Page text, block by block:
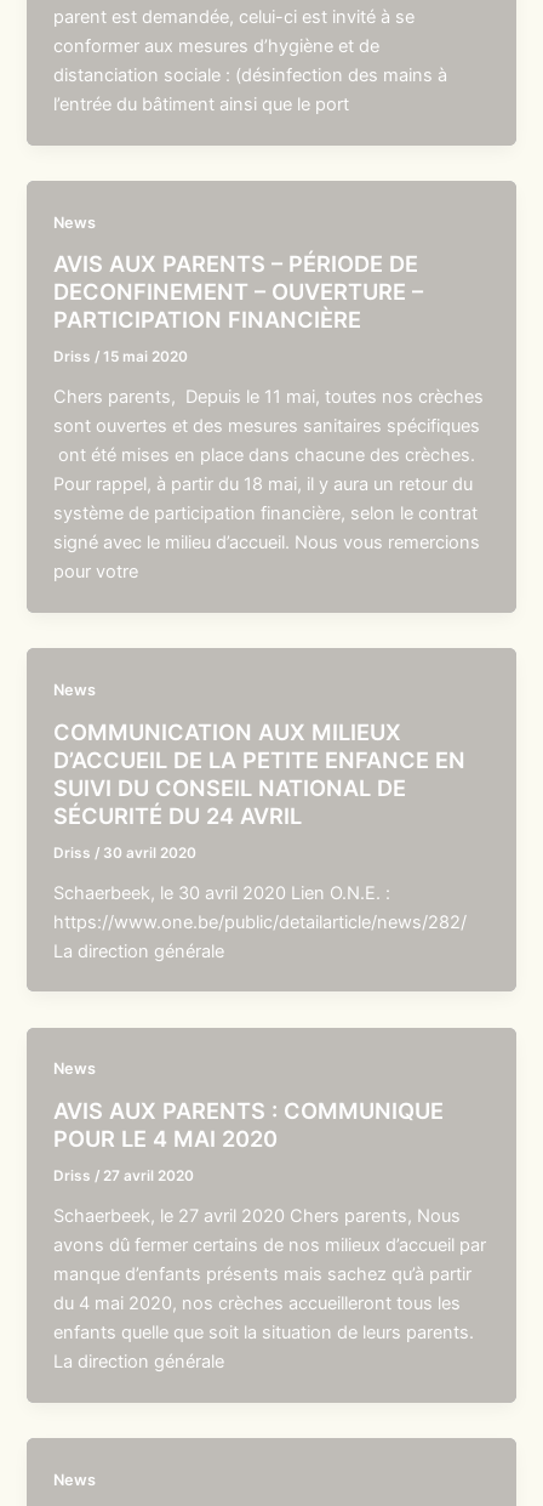
parent est demandée, celui-ci est invité à se
conformer aux mesures d’hygiène et de
distanciation sociale : (désinfection des mains à
l’entrée du bâtiment ainsi que le port
News
AVIS AUX PARENTS – PÉRIODE DE
DECONFINEMENT – OUVERTURE –
PARTICIPATION FINANCIÈRE
Driss /15 mai 2020
Chers parents, Depuis le 11 mai, toutes nos crèches
sont ouvertes et des mesures sanitaires spécifiques
ont été mises en place dans chacune des crèches.
Pour rappel, à partir du 18 mai, il y aura un retour du
système de participation financière, selon le contrat
signé avec le milieu d’accueil. Nous vous remercions
pour votre
News
COMMUNICATION AUX MILIEUX
D’ACCUEIL DE LA PETITE ENFANCE EN
SUIVI DU CONSEIL NATIONAL DE
SÉCURITÉ DU 24 AVRIL
Driss / 30 avril 2020
Schaerbeek, le 30 avril 2020 Lien O.N.E. :
https://www.one.be/public/detailarticle/news/282/
La direction générale
News
AVIS AUX PARENTS : COMMUNIQUE
POUR LE 4 MAI 2020
Driss / 27 avril 2020
Schaerbeek, le 27 avril 2020 Chers parents, Nous
avons dû fermer certains de nos milieux d’accueil par
manque d’enfants présents mais sachez qu’à partir
du 4 mai 2020, nos crèches accueilleront tous les
enfants quelle que soit la situation de leurs parents.
La direction générale
News